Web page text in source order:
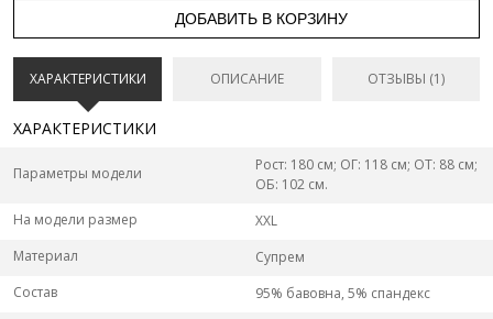
ДОБАВИТЬ В КОРЗИНУ
ХАРАКТЕРИСТИКИ ОПИСАНИЕ ОТЗЫВЫ (1)
ХАРАКТЕРИСТИКИ
Параметры модели
Рост: 180 см; ОГ: 118 см; ОТ: 88 см;
ОБ: 102 см.
На модели размер
XXL
Материал
Супрем
Состав
95% бавовна, 5% спандекс